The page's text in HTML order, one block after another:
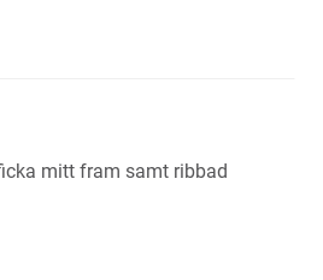
mitt fram samt ribbad